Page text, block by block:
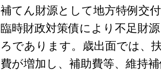
補てん財源として地方特例交
臨時財政対策債により不足財
ろであります。歳出面では、
費が増加し、補助費等、維持